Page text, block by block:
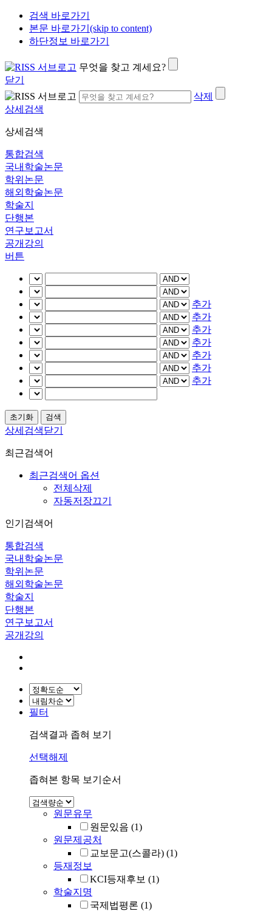
검색 바로가기
본문 바로가기(skip to content)
하단정보 바로가기
무엇을 찾고 계세요?
닫기
삭제
상세검색
상세검색
통합검색
국내학술논문
학위논문
해외학술논문
학술지
단행본
연구보고서
공개강의
버튼
추가
추가
추가
추가
추가
추가
추가
상세검색닫기
최근검색어
최근검색어 옵션
전체삭제
자동저장끄기
인기검색어
통합검색
국내학술논문
학위논문
해외학술논문
학술지
단행본
연구보고서
공개강의
필터
검색결과 좁혀 보기
선택해제
좁혀본 항목 보기순서
원문유무
원문있음 (1)
원문제공처
교보문고(스콜라) (1)
등재정보
KCI등재후보 (1)
학술지명
국제법평론 (1)